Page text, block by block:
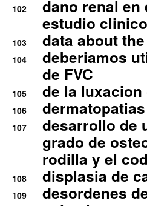
102
dano renal
estudio clinico
103 data about
104
deberiamos
de FVC
105 de la
106
107
desarrollo de
grado de
rodilla y el
108 displasia de
109
desordenes